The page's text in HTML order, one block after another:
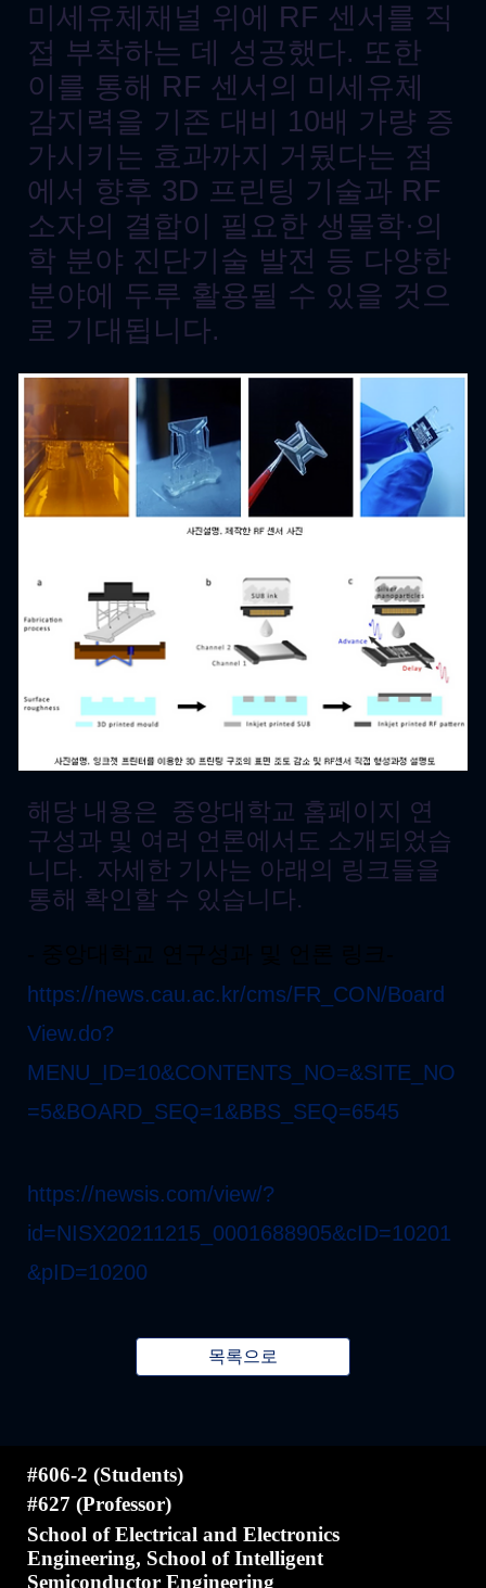
미세유체채널 위에 RF 센서를 직
접 부착하는 데 성공했다. 또한
이를 통해 RF 센서의 미세유체
감지력을 기존 대비 10배 가량 증
가시키는 효과까지 거뒀다는 점
에서 향후 3D 프린팅 기술과 RF
소자의 결합이 필요한 생물학·의
학 분야 진단기술 발전 등 다양한
분야에 두루 활용될 수 있을 것으
로 기대됩니다.
해당 내용은 중앙대학교 홈페이지 연
구성과 및 여러 언론에서도 소개되었습
니다. 자세한 기사는 아래의 링크들을
통해 확인할 수 있습니다.
https://news.cau.ac.kr/cms/FR_CON/Board
View.do?
MENU_ID=10&CONTENTS_NO=&SITE_NO
=5&BOARD_SEQ=1&BBS_SEQ=6545
https://newsis.com/view/?
id=NISX20211215_0001688905&cID=10201
&pID=10200
목록으로
#606-2 (Students)
#627 (Professor)
School of Electrical and Electronics
Engineering, School of Intelligent
Semiconductor Engineering